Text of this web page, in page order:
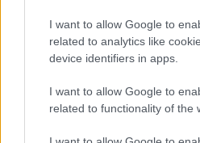
I want to allow Google to
related to analytics like
device identifiers in apps.
I want to allow Google to
related to functionality of the
Στο 32' ήταν η στιγμή
στο ανοιχτό γήπεδο,
Μουκουντί, δίχως το
έπιασε έναν δυνατό
αναγκάζοντας τον
επέμβαση χαμηλά. Στο